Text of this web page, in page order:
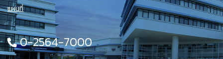
แผนที่
0-2564-7000